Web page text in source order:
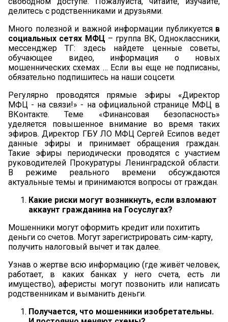
делитесь с родственниками и друзьями.
Много полезной и важной информации публикуется в
социальных сетях МФЦ – группа ВК, Одноклассники,
мессенджер ТГ: здесь найдете ценные советы,
обучающее видео, информация о новых
мошеннических схемах … Если вы еще не подписаны,
обязательно подпишитесь на наши соцсети.
Регулярно проводятся прямые эфиры «Директор
МФЦ - на связи!» - на официальной странице МФЦ в
ВКонтакте. Теме «Финансовая безопасность»
уделяется повышенное внимание во время таких
эфиров. Директор ГБУ ЛО МФЦ Сергей Есипов ведет
данные эфиры и принимает обращения граждан.
Такие эфиры периодически проводятся с участием
руководителей Прокуратуры Ленинградской области.
В режиме реального времени обсуждаются
актуальные темы и принимаются вопросы от граждан.
Какие риски могут возникнуть, если взломают
аккаунт гражданина на Госуслугах?
Мошенники могут оформить кредит или похитить
деньги со счетов. Могут зарегистрировать сим-карту,
получить налоговый вычет и так далее.
Узнав о жертве всю информацию (где живёт человек,
работает, в каких банках у него счета, есть ли
имущество), аферисты могут позвонить или написать
родственникам и выманить деньги.
Получается, что мошенники изобретательны.